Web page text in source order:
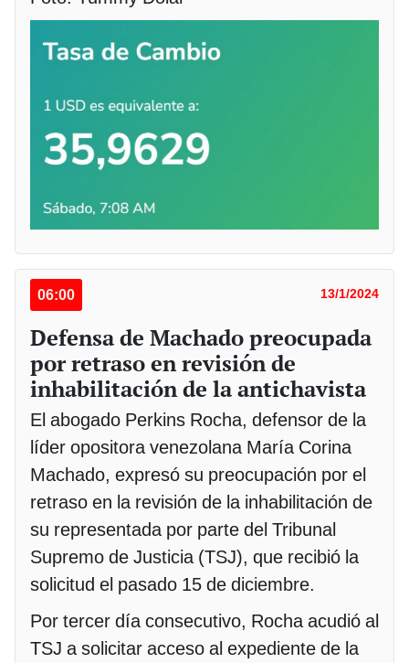
06:00 13/1/2024
Defensa de Machado preocupada
por retraso en revisión de
inhabilitación de la antichavista
El abogado Perkins Rocha, defensor de la
líder opositora venezolana María Corina
Machado, expresó su preocupación por el
retraso en la revisión de la inhabilitación de
su representada por parte del Tribunal
Supremo de Justicia (TSJ), que recibió la
solicitud el pasado 15 de diciembre.
Por tercer día consecutivo, Rocha acudió al
TSJ a solicitar acceso al expediente de la